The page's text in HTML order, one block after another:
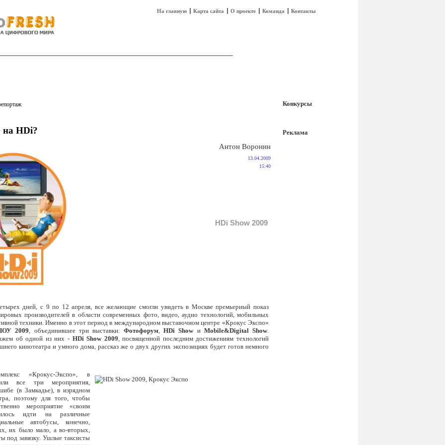
На главную Карта сайта О проекте Команда Контакты
HDi?
HDi Show 2009
13.04.2009
15:40
Антон Воронин
дней, с 9 по 12 апреля, все желающие смогли увидеть в Москве премьерный показ
производителей в области современных фото, видео, аудио технологий, мобильных
техники. Именно в этот период в международном выставочном центре «Крокус Экспо»
2009, объединившее три выставки:Фотофорум,HDi Showи Mobile&Digital Show.
об одной из них - HDiShow 2009, посвященной последним достижениям технологий
кинотеатра и умного дома, рассказ же о двух других экспозициях будет готов немного
«Крокус-Экспо», в
все три мероприятия,
(в Замкадье), в изрядном
поэтому для того, чтобы
мероприятие «своим
идти на различные
автобусы, конечно,
их было мало, а во-вторых,
под завязку. Ушлые таксисты
Конкурсы
Реклама